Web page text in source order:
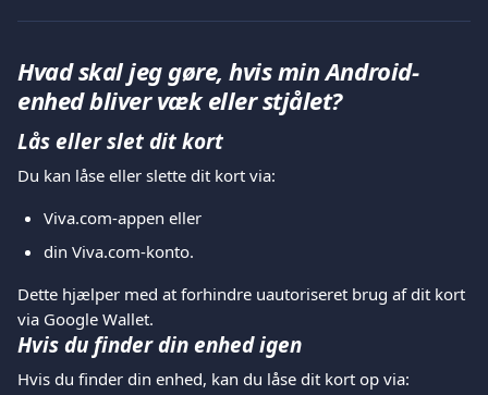
Hvad skal jeg gøre, hvis min Android-
enhed bliver væk eller stjålet?
Lås eller slet dit kort
Du kan låse eller slette dit kort via:
Viva.com-appen eller
din Viva.com-konto.
Dette hjælper med at forhindre uautoriseret brug af dit kort
via Google Wallet.
Hvis du finder din enhed igen
Hvis du finder din enhed, kan du låse dit kort op via: